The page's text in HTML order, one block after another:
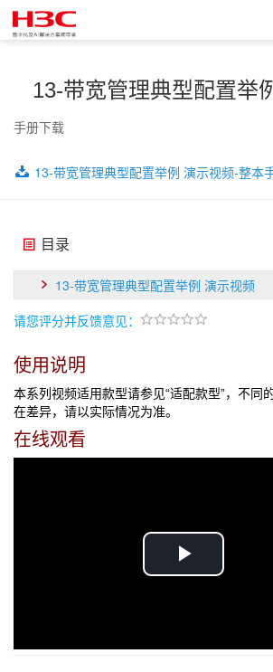
13-带宽管理典型配置举
手册下载
13-带宽管理典型配置举例 演示视频-整本
目录
13-带宽管理典型配置举例 演示视频
请您评分并反馈意见：
使用说明
本系列视频适用款型请参见“适配款型”，不同
在差异，请以实际情况为准。
在线观看
P
a